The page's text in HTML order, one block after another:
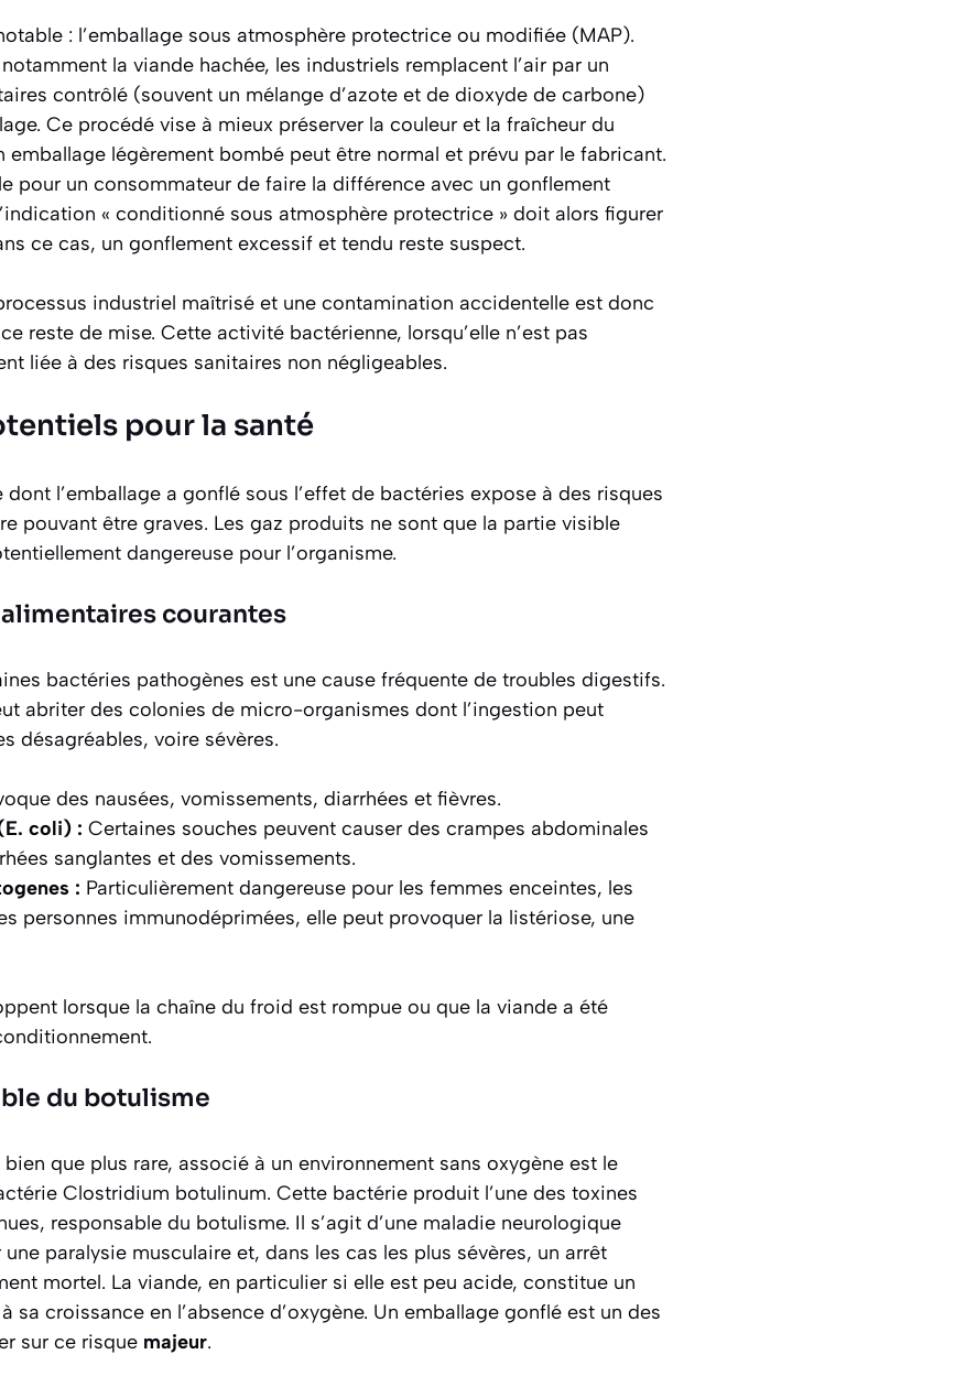
: l’emballage sous atmosphère protectrice ou modifiée (MAP).
la viande hachée, les industriels remplacent l’air par un
contrôlé (souvent un mélange d’azote et de dioxyde de carbone)
Ce procédé vise à mieux préserver la couleur et la fraîcheur du
emballage légèrement bombé peut être normal et prévu par le fabricant.
pour un consommateur de faire la différence avec un gonflement
« conditionné sous atmosphère protectrice » doit alors figurer
ce cas, un gonflement excessif et tendu reste suspect.
industriel maîtrisé et une contamination accidentelle est donc
reste de mise. Cette activité bactérienne, lorsqu’elle n’est pas
liée à des risques sanitaires non négligeables.
pour la santé
l’emballage a gonflé sous l’effet de bactéries expose à des risques
pouvant être graves. Les gaz produits ne sont que la partie visible
dangereuse pour l’organisme.
courantes
bactéries pathogènes est une cause fréquente de troubles digestifs.
abriter des colonies de micro-organismes dont l’ingestion peut
désagréables, voire sévères.
des nausées, vomissements, diarrhées et fièvres.
coli) : Certaines souches peuvent causer des crampes abdominales
sanglantes et des vomissements.
: Particulièrement dangereuse pour les femmes enceintes, les
personnes immunodéprimées, elle peut provoquer la listériose, une
lorsque la chaîne du froid est rompue ou que la viande a été
du botulisme
que plus rare, associé à un environnement sans oxygène est le
Clostridium botulinum. Cette bactérie produit l’une des toxines
responsable du botulisme. Il s’agit d’une maladie neurologique
paralysie musculaire et, dans les cas les plus sévères, un arrêt
mortel. La viande, en particulier si elle est peu acide, constitue un
sa croissance en l’absence d’oxygène. Un emballage gonflé est un des
sur ce risque majeur.